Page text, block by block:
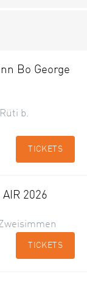
Bo George
b.
TICKETS
2026
TICKETS